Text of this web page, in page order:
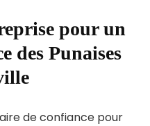
pour un
des Punaises
de confiance pour